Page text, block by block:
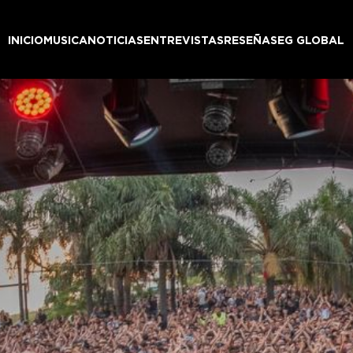
INICIOMUSICANOTICIASENTREVISTASRESEÑASEG GLOBAL